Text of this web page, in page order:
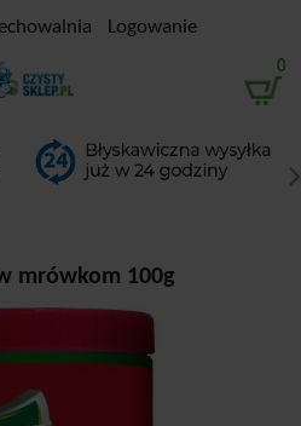
Logowanie
0
mrówkom 100g